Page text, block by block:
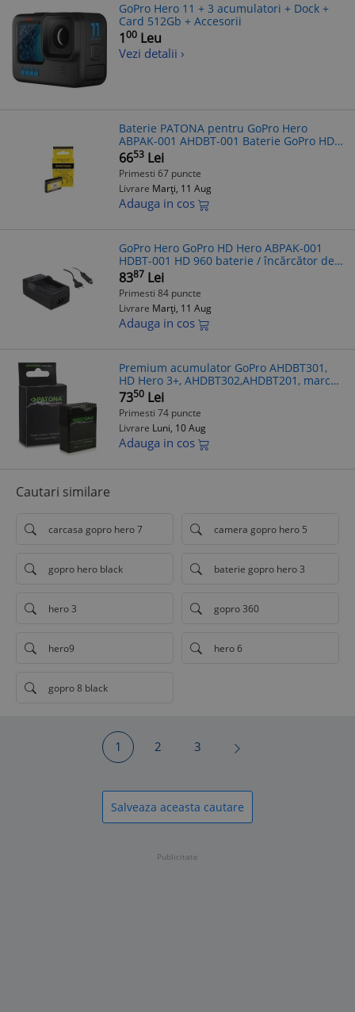
GoPro Hero 11 + 3 acumulatori + Dock +
Card 512Gb + Accesorii
100 Leu
Vezi detalii ›
Baterie PATONA pentru GoPro Hero
ABPAK-001 AHDBT-001 Baterie GoPro HD
Hero 960 - Patona
6653 Lei
Primesti 67 puncte
Livrare Marți, 11 Aug
Adauga in cos
GoPro Hero GoPro HD Hero ABPAK-001
HDBT-001 HD 960 baterie / încărcător de
baterie - Patona
8387 Lei
Primesti 84 puncte
Livrare Marți, 11 Aug
Adauga in cos
Premium acumulator GoPro AHDBT301,
HD Hero 3+, AHDBT302,AHDBT201, marca
Patona,
7350 Lei
Primesti 74 puncte
Livrare Luni, 10 Aug
Adauga in cos
Cautari similare
carcasa gopro hero 7 camera gopro hero 5
gopro hero black baterie gopro hero 3
hero 3 gopro 360
hero9 hero 6
gopro 8 black
1 2 3
Salveaza aceasta cautare
Publicitate